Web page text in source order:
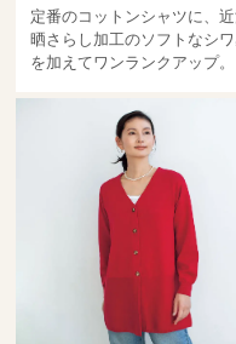
定番のコットンシャツに、
晒さらし加工のソフトなシ
を加えてワンランクアップ。